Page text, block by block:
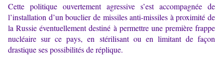
Cette politique ouvertement agressive s’est accompagnée de
l’installation d’un bouclier de missiles anti-missiles à proximité de
la Russie éventuellement destiné à permettre une première frappe
nucléaire sur ce pays, en stérilisant ou en limitant de façon
drastique ses possibilités de réplique.